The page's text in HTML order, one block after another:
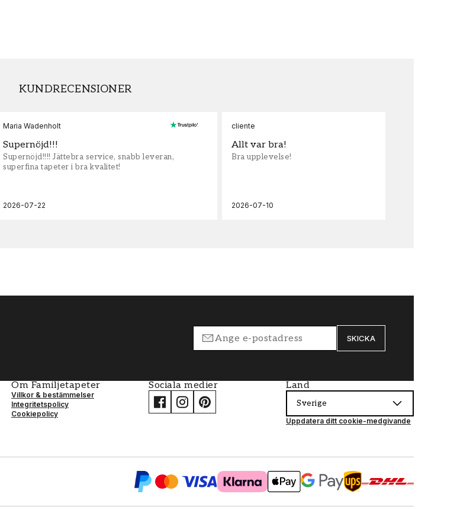
KUNDRECENSIONER
Maria Wadenholt
Supernöjd!!!
Supernöjd!!!! Jättebra service, snabb leveran,
superfina tapeter i bra kvalitet!
2026-07-22
cliente
Allt var bra!
Bra upplevelse!
2026-07-10
SKICKA
Om Familjetapeter
Villkor & bestämmelser
Integritetspolicy
Cookiepolicy
Sociala medier Land
Sverige
Uppdatera ditt cookie-medgivande